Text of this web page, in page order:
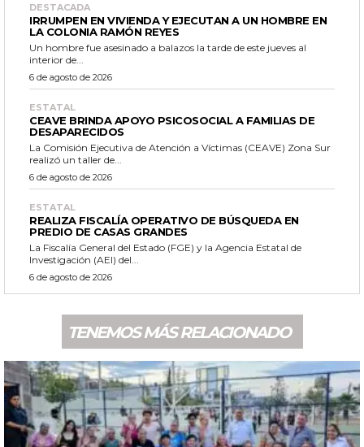
DESTACADA
IRRUMPEN EN VIVIENDA Y EJECUTAN A UN HOMBRE EN
LA COLONIA RAMÓN REYES
Un hombre fue asesinado a balazos la tarde de este jueves al
interior de...
6 de agosto de 2026
ESTATAL
CEAVE BRINDA APOYO PSICOSOCIAL A FAMILIAS DE
DESAPARECIDOS
La Comisión Ejecutiva de Atención a Víctimas (CEAVE) Zona Sur
realizó un taller de...
6 de agosto de 2026
ESTATAL
REALIZA FISCALÍA OPERATIVO DE BÚSQUEDA EN
PREDIO DE CASAS GRANDES
La Fiscalía General del Estado (FGE) y la Agencia Estatal de
Investigación (AEI) del...
6 de agosto de 2026
TENEMOS MÁS RELACIONADO